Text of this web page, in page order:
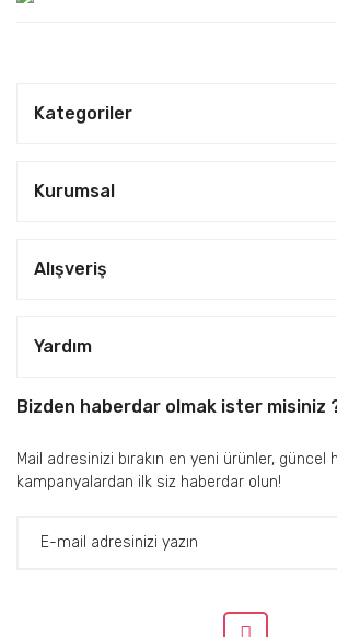
Kategoriler
Kurumsal
Alışveriş
Yardım
Bizden haberdar olmak ister misiniz
Mail adresinizi bırakın en yeni ürünler, güncel
kampanyalardan ilk siz haberdar olun!